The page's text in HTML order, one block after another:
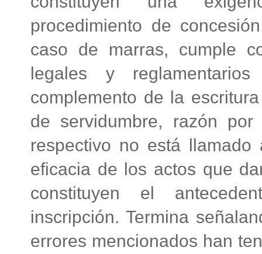
procedimiento de
caso de marras, cumple
legales y
complemento de la
de servidumbre, razón
respectivo no está
eficacia de los actos que
constituyen el
inscripción. Termina
errores mencionados han